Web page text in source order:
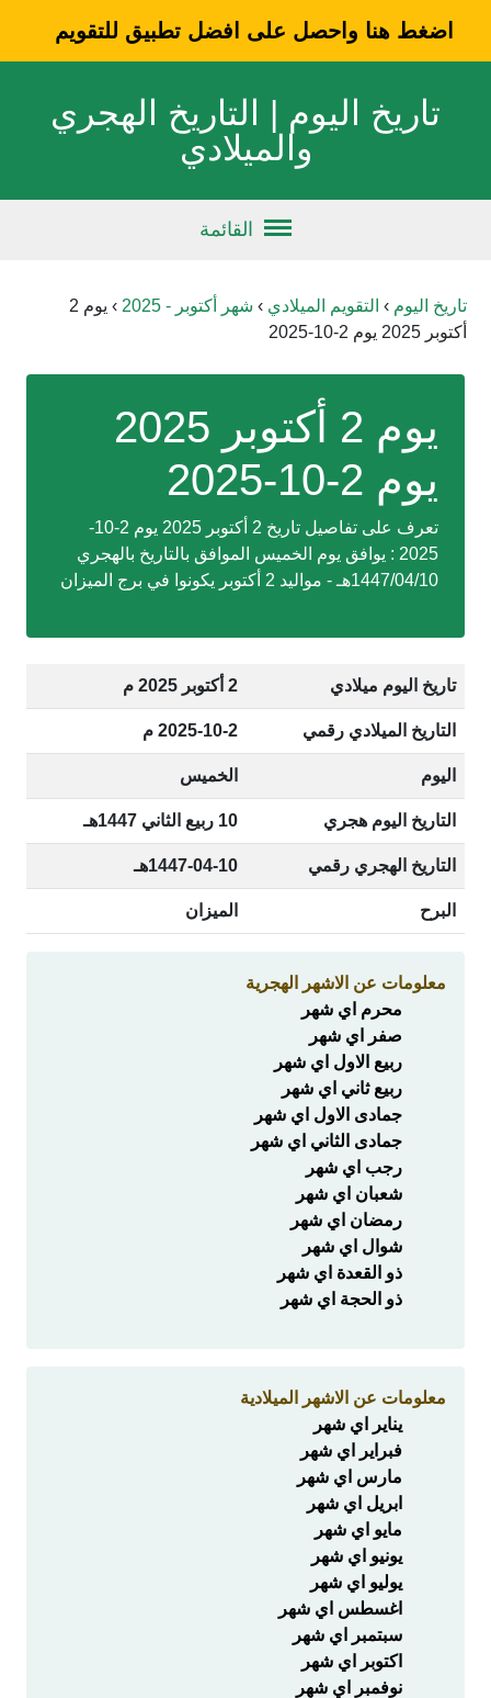
تاريخ اليوم | التاريخ الهجري
والميلادي
القائمة
تاريخ اليوم › التقويم الميلادي › شهر أكتوبر - 2025 ›
يوم 2
أكتوبر 2025 يوم 2-10-2025
يوم 2 أكتوبر 2025
يوم 2-10-2025
تعرف على تفاصيل تاريخ 2 أكتوبر 2025 يوم 2-10-
2025 : يوافق يوم الخميس الموافق بالتاريخ بالهجري
1447/04/10هـ - مواليد 2 أكتوبر يكونوا في برج الميزان
تاريخ اليوم ميلادي 2 أكتوبر 2025 م
التاريخ الميلادي رقمي 2025-10-2 م
اليوم الخميس
التاريخ اليوم هجري 10 ربيع الثاني 1447هـ
التاريخ الهجري رقمي 1447-04-10هـ
البرح الميزان
معلومات عن الاشهر الهجرية
محرم اي شهر
صفر اي شهر
ربيع الاول اي شهر
ربيع ثاني اي شهر
جمادى الاول اي شهر
جمادى الثاني اي شهر
رجب اي شهر
شعبان اي شهر
رمضان اي شهر
شوال اي شهر
ذو القعدة اي شهر
ذو الحجة اي شهر
معلومات عن الاشهر الميلادية
يناير اي شهر
فبراير اي شهر
مارس اي شهر
ابريل اي شهر
مايو اي شهر
يونيو اي شهر
يوليو اي شهر
اغسطس اي شهر
سبتمبر اي شهر
اكتوبر اي شهر
نوفمبر اي شهر
اضغط هنا واحصل على افضل تطبيق للتقويم